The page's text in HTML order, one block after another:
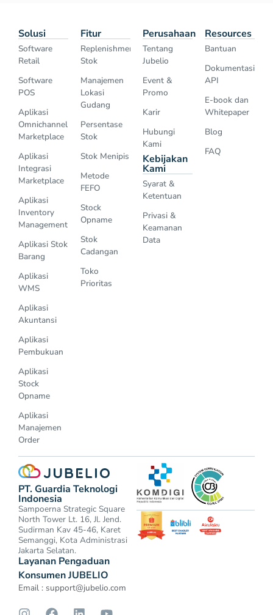
Solusi
Software
Retail
Software
POS
Aplikasi
Omnichannel
Marketplace
Aplikasi
Integrasi
Marketplace
Aplikasi
Inventory
Management
Aplikasi Stok
Barang
Aplikasi
WMS
Aplikasi
Akuntansi
Aplikasi
Pembukuan
Aplikasi
Stock
Opname
Aplikasi
Manajemen
Order
Fitur
Replenishment
Stok
Manajemen
Lokasi
Gudang
Persentase
Stok
Stok Menipis
Metode
FEFO
Stock
Opname
Stok
Cadangan
Toko
Prioritas
Perusahaan
Tentang
Jubelio
Event &
Promo
Karir
Hubungi
Kami
Kebijakan
Kami
Syarat &
Ketentuan
Privasi &
Keamanan
Data
Resources
Bantuan
Dokumentasi
API
E-book dan
Whitepaper
Blog
FAQ
PT. Guardia Teknologi
Indonesia
Sampoerna Strategic Square
North Tower Lt. 16, Jl. Jend.
Sudirman Kav 45-46, Karet
Semanggi, Kota Administrasi
Jakarta Selatan.
Layanan Pengaduan
Konsumen JUBELIO
Email : support@jubelio.com